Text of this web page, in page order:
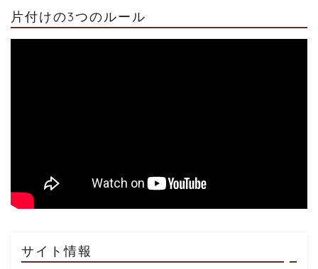
片付けの3つのルール
サイト情報
汚部屋のレベル別チェッ